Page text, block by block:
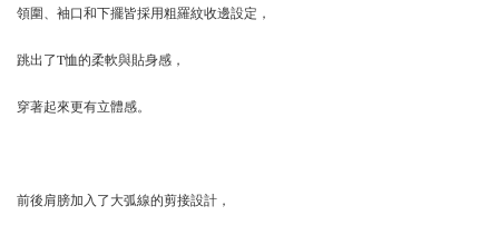
領圍、袖口和下擺皆採用粗羅紋收邊設定，
跳出了T恤的柔軟與貼身感，
穿著起來更有立體感。
前後肩膀加入了大弧線的剪接設計，